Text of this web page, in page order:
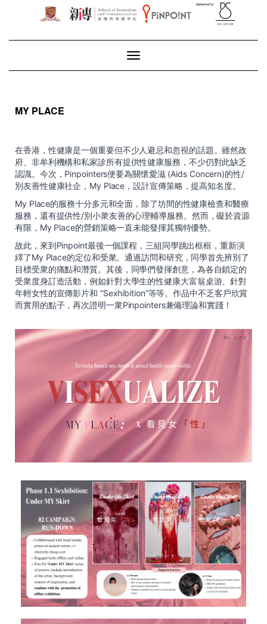
Toggle Navigation
MY PLACE
在香港，性健康是一個重要但不少人避忌和忽視的話題。雖然政
府、非牟利機構和私家診所有提供性健康服務，不少仍對此缺乏
認識。今次，Pinpointers便要為關懷愛滋 (Aids Concern)的性/
別友善性健康社企，My Place，設計宣傳策略，提高知名度。
My Place的服務十分多元和全面，除了坊間的性健康檢查和醫療
服務，還有提供性/別小衆友善的心理輔導服務。然而，礙於資源
有限，My Place的營銷策略一直未能發揮其獨特優勢。
故此，來到Pinpoint最後一個課程，三組同學跳出框框，重新演
繹了My Place的定位和受衆。通過訪問和研究，同學首先辨別了
目標受衆的痛點和潛質。其後，同學們發揮創意，為各自鎖定的
受衆度身訂造活動，例如針對大學生的性健康大富翁桌游、針對
年輕女性的宣傳影片和 “Sexhibition”等等。作品中不乏客戶欣賞
而實用的點子，再次證明一衆Pinpointers兼備理論和實踐！